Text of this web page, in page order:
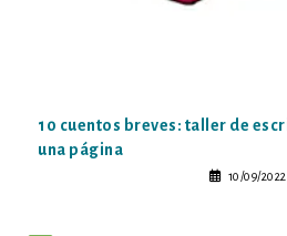
10 cuentos breves: taller de
una página
10/09/2022